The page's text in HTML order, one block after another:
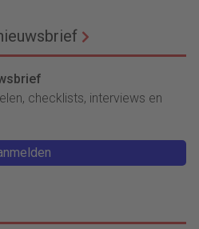
checklists, interviews en